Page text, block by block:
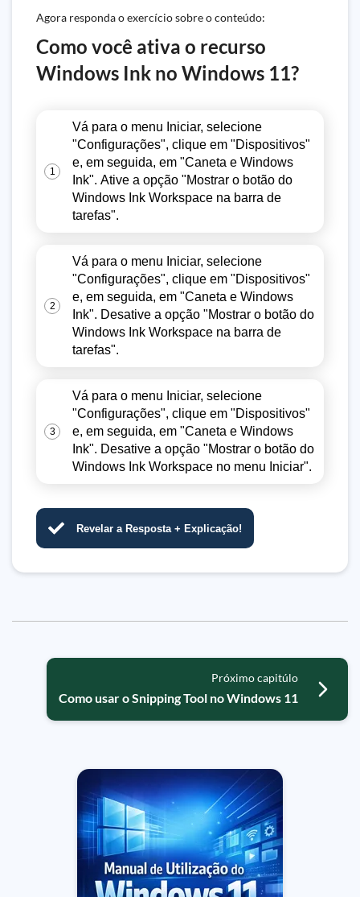
Agora responda o exercício sobre o conteúdo:
Como você ativa o recurso
Windows Ink no Windows 11?
1
Vá para o menu Iniciar, selecione
"Configurações", clique em "Dispositivos"
e, em seguida, em "Caneta e Windows
Ink". Ative a opção "Mostrar o botão do
Windows Ink Workspace na barra de
tarefas".
2
Vá para o menu Iniciar, selecione
"Configurações", clique em "Dispositivos"
e, em seguida, em "Caneta e Windows
Ink". Desative a opção "Mostrar o botão do
Windows Ink Workspace na barra de
tarefas".
3
Vá para o menu Iniciar, selecione
"Configurações", clique em "Dispositivos"
e, em seguida, em "Caneta e Windows
Ink". Desative a opção "Mostrar o botão do
Windows Ink Workspace no menu Iniciar".
Revelar a Resposta + Explicação!
Próximo capitúlo
Como usar o Snipping Tool no Windows 11